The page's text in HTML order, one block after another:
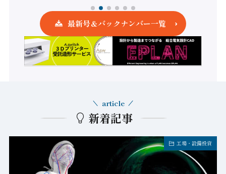
最新号＆バックナンバー一覧
新着記事
article
工場・設備投資